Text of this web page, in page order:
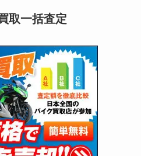
(63)
(249)
(47)
(16)
(141)
(255)
(204)
(166)
(23)
(33)
(34)
(35)
(16)
(171)
(118)
(27)
(1,605)
(13)
(12)
取一括査定